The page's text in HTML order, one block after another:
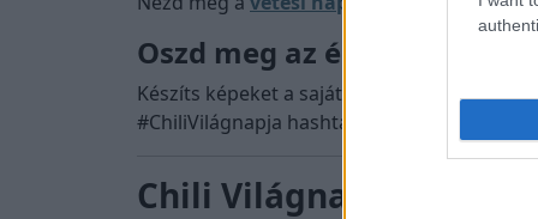
Oszd meg az élményt
Készíts képeket a saját chilis ételeidről, és
#ChiliVilágnapja hashtaggel, hogy mások is
Chili Világnapja